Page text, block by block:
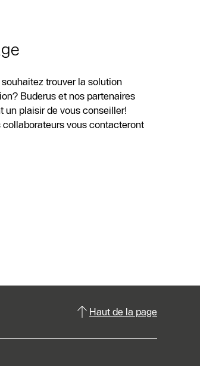
trouver la solution
Buderus et nos partenaires
un plaisir de vous conseiller!
vous contacteront
Haut de la page